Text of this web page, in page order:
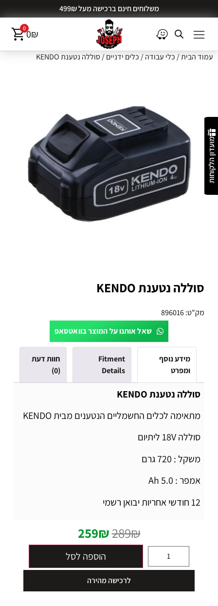
משלוחים חינם ברכישה מעל 499₪
00₪
מועדון הלקוחות
עמוד הבית/ כלי עבודה/ כלים ידניים/ סוללה נטענת KENDO
סוללה נטענת KENDO
מק"ט:896016
שאל אותנו על המוצר בוואטסאפ
מידע נוסף
ומפרט
Fitment
Details
חוות דעת
(0)
סוללה נטענת KENDO
מתאימה לכלים החשמליים הנטענים מבית KENDO
סוללה 18V ליתיום
משקל : 720 גרם
אמפר : 5.0 Ah
12 חודשי אחריות יבואן רשמי
289₪
259₪
הוספה לסל
לרכישה מהירה